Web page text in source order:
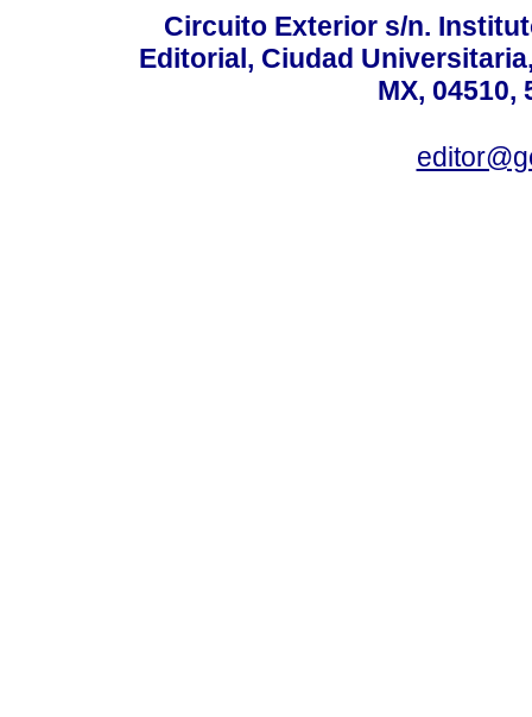
Circuito Exterior s/n.
Editorial, Ciudad
MX, 04510,